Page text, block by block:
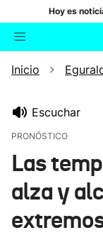
Hoy es
Buscador
Inicio
Escuchar
PRONÓSTICO
Las
alza y